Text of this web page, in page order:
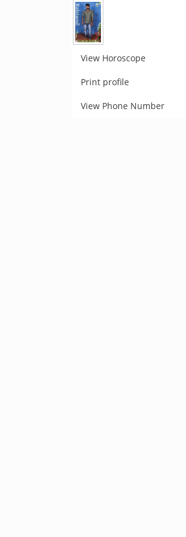
View Horoscope
Print profile
View Phone Number